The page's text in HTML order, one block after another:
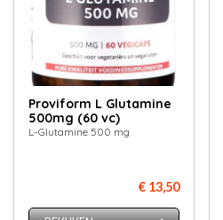
Proviform L Glutamine
500mg (60 vc)
L-Glutamine 500 mg
€ 13,50